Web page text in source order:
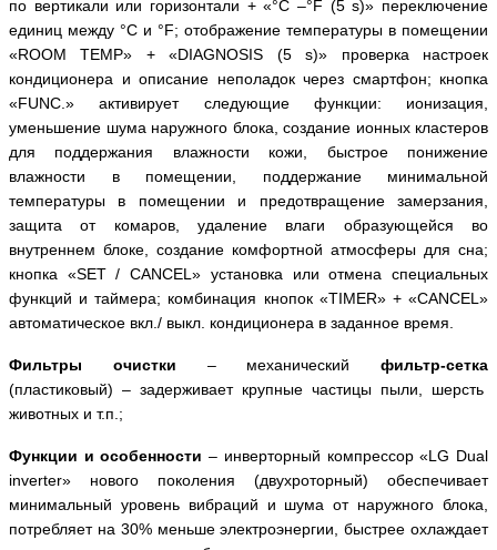
по вертикали или горизонтали + «°С –°F (5s)» переключение
единиц между °C и °F; отображение температуры в помещении
«ROOM TEMP» + «DIAGNOSIS (5s)» проверка настроек
кондиционера и описание неполадок через смартфон; кнопка
«FUNC .» активирует следующие функции: ионизация,
уменьшение шума наружного блока, создание ионных кластеров
для поддержания влажности кожи, быстрое понижение
влажности в помещении, поддержание минимальной
температуры в помещении и предотвращение замерзания,
защита от комаров, удаление влаги образующейся во
внутреннем блоке, создание комфортной атмосферы для сна;
кнопка «SET/CANCEL» установка или отмена специальных
функций и таймера; комбинация кнопок «TIMER» + «CANCEL»
автоматическое вкл./ выкл. кондиционера в заданное время.
Фильтры очистки – механический фильтр-сетка
(пластиковый) – задерживает крупные частицы пыли, шерсть
животных и т.п.;
Функции и особенности – инверторный компрессор «LG Dual
inverter» нового поколения (двухроторный) обеспечивает
минимальный уровень вибраций и шума от наружного блока,
потребляет на 30% меньше электроэнергии,быстрее охлаждает